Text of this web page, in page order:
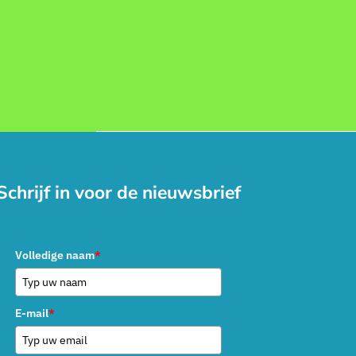
in voor de nieuwsbrief
Volledige naam*
E-mail*